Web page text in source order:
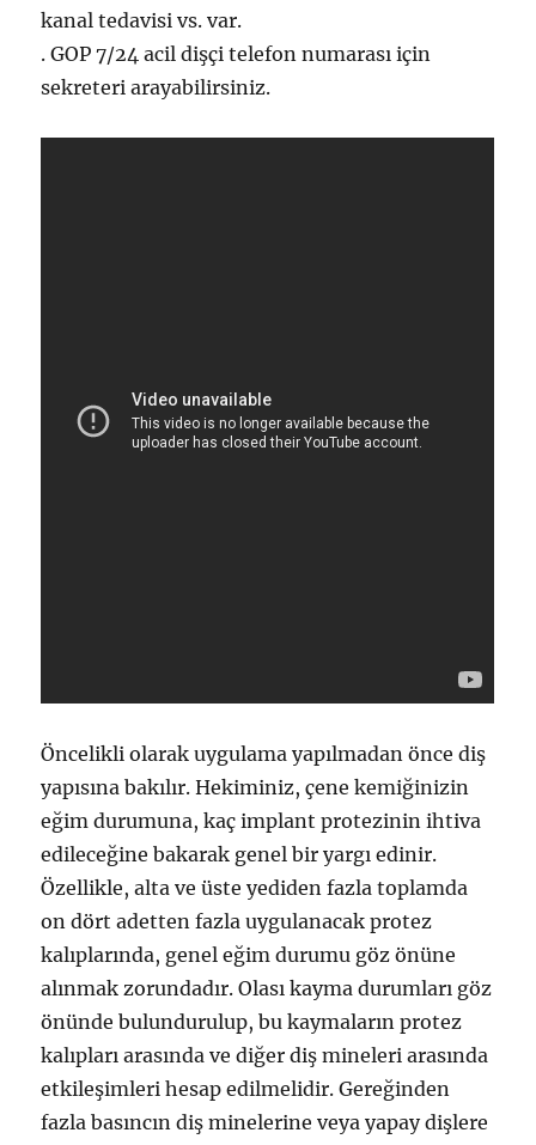
kanal tedavisi vs. var.
. GOP 7/24 acil dişçi telefon numarası için
sekreteri arayabilirsiniz.
Öncelikli olarak uygulama yapılmadan önce diş
yapısına bakılır. Hekiminiz, çene kemiğinizin
eğim durumuna, kaç implant protezinin ihtiva
edileceğine bakarak genel bir yargı edinir.
Özellikle, alta ve üste yediden fazla toplamda
on dört adetten fazla uygulanacak protez
kalıplarında, genel eğim durumu göz önüne
alınmak zorundadır. Olası kayma durumları göz
önünde bulundurulup, bu kaymaların protez
kalıpları arasında ve diğer diş mineleri arasında
etkileşimleri hesap edilmelidir. Gereğinden
fazla basıncın diş minelerine veya yapay dişlere